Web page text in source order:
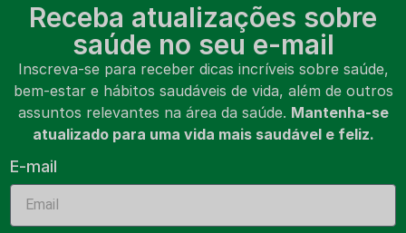
Receba atualizações sobre
saúde no seu e-mail
Inscreva-se para receber dicas incríveis sobre saúde,
bem-estar e hábitos saudáveis de vida, além de outros
assuntos relevantes na área da saúde. Mantenha-se
atualizado para uma vida mais saudável e feliz.
E-mail